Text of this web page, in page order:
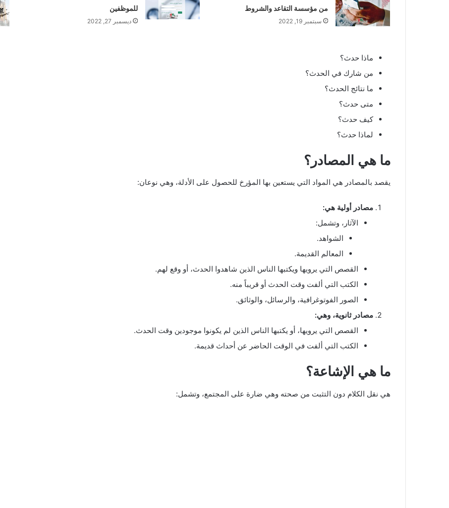
من مؤسسة التقاعد والشروط
سبتمبر 19, 2022
للموظفين
ديسمبر 27, 2022
ماذا حدث؟
من شارك في الحدث؟
ما نتائج الحدث؟
متى حدث؟
كيف حدث؟
لماذا حدث؟
ما هي المصادر؟
يقصد بالمصادر هي المواد التي يستعين بها المؤرخ للحصول على الأدلة، وهي نوعان:
مصادر أولية هي:
الآثار، وتشمل:
الشواهد.
المعالم القديمة.
القصص التي يرويها ويكتبها الناس الذين شاهدوا الحدث، أو وقع لهم.
الكتب التي ألفت وقت الحدث أو قريباً منه.
الصور الفوتوغرافية، والرسائل، والوثائق.
مصادر ثانوية، وهي:
القصص التي يرويها، أو يكتبها الناس الذين لم يكونوا موجودين وقت الحدث.
الكتب التي ألفت في الوقت الحاضر عن أحداث قديمة.
ما هي الإشاعة؟
هي نقل الكلام دون التثبت من صحته وهي ضارة على المجتمع، وتشمل: